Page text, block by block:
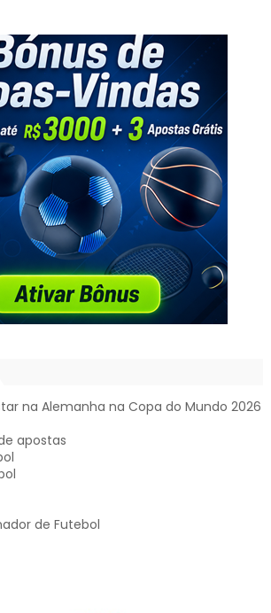
na Alemanha na Copa do Mundo 2026
apostas
de Futebol